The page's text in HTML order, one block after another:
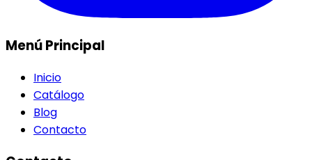
Menú Principal
Inicio
Catálogo
Blog
Contacto